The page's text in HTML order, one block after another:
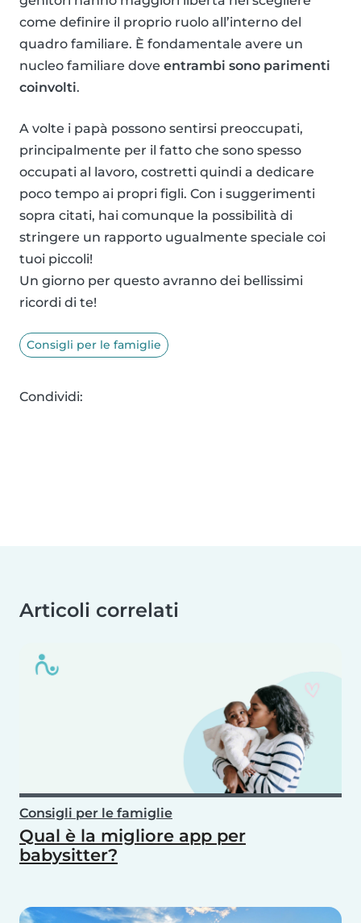
come definire il proprio ruolo all’interno del
quadro familiare. È fondamentale avere un
nucleo familiare dove entrambi sono parimenti
coinvolti.
A volte i papà possono sentirsi preoccupati,
principalmente per il fatto che sono spesso
occupati al lavoro, costretti quindi a dedicare
poco tempo ai propri figli. Con i suggerimenti
sopra citati, hai comunque la possibilità di
stringere un rapporto ugualmente speciale coi
tuoi piccoli!
Un giorno per questo avranno dei bellissimi
ricordi di te!
Consigli per le famiglie
Condividi:
Articoli correlati
Consigli per le famiglie
Qual è la migliore app per
babysitter?